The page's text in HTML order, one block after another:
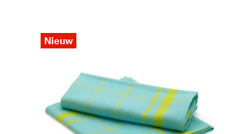
Nieuw